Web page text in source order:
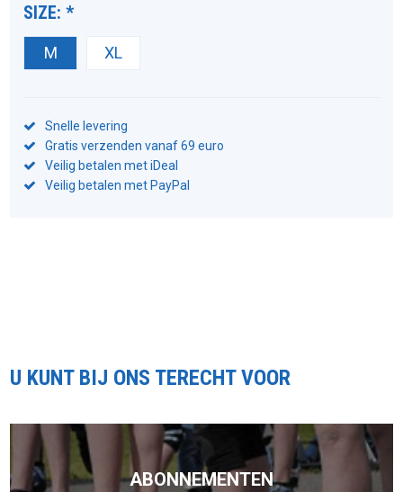
SIZE:*
M XL
Snelle levering
Gratis verzenden vanaf 69 euro
Veilig betalen met iDeal
Veilig betalen met PayPal
U KUNT BIJ ONS TERECHT VOOR
ABONNEMENTEN